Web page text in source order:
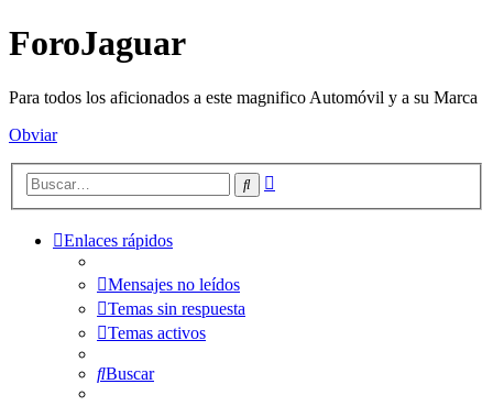
ForoJaguar
Para todos los aficionados a este magnifico Automóvil y a su Marca
Obviar
Buscar
Enlaces rápidos
Mensajes no leídos
Temas sin respuesta
Temas activos
Buscar